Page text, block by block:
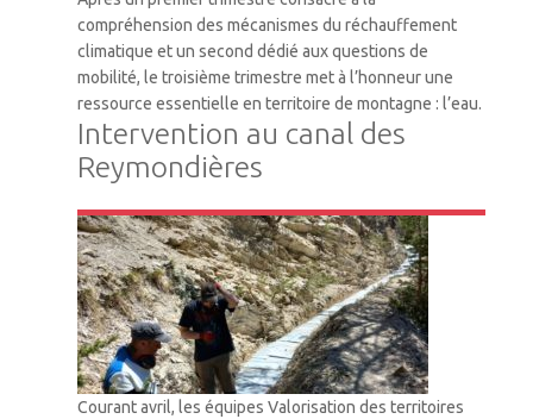
compréhension des mécanismes du réchauffement
climatique et un second dédié aux questions de
mobilité, le troisième trimestre met à l’honneur une
ressource essentielle en territoire de montagne : l’eau.
Intervention au canal des
Reymondières
VTM
Courant avril, les équipes Valorisation des territoires